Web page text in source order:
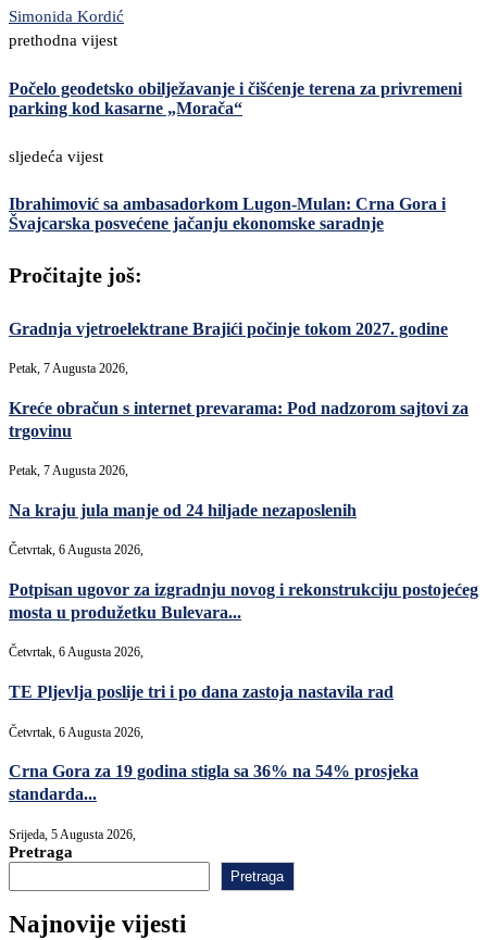
Simonida Kordić
prethodna vijest
Počelo geodetsko obilježavanje i čišćenje terena za privremeni
parking kod kasarne „Morača“
sljedeća vijest
Ibrahimović sa ambasadorkom Lugon-Mulan: Crna Gora i
Švajcarska posvećene jačanju ekonomske saradnje
Pročitajte još:
Gradnja vjetroelektrane Brajići počinje tokom 2027. godine
Petak, 7 Augusta 2026,
Kreće obračun s internet prevarama: Pod nadzorom sajtovi za
trgovinu
Petak, 7 Augusta 2026,
Na kraju jula manje od 24 hiljade nezaposlenih
Četvrtak, 6 Augusta 2026,
Potpisan ugovor za izgradnju novog i rekonstrukciju postojećeg
mosta u produžetku Bulevara...
Četvrtak, 6 Augusta 2026,
TE Pljevlja poslije tri i po dana zastoja nastavila rad
Četvrtak, 6 Augusta 2026,
Crna Gora za 19 godina stigla sa 36% na 54% prosjeka
standarda...
Srijeda, 5 Augusta 2026,
Pretraga
Pretraga
Najnovije vijesti